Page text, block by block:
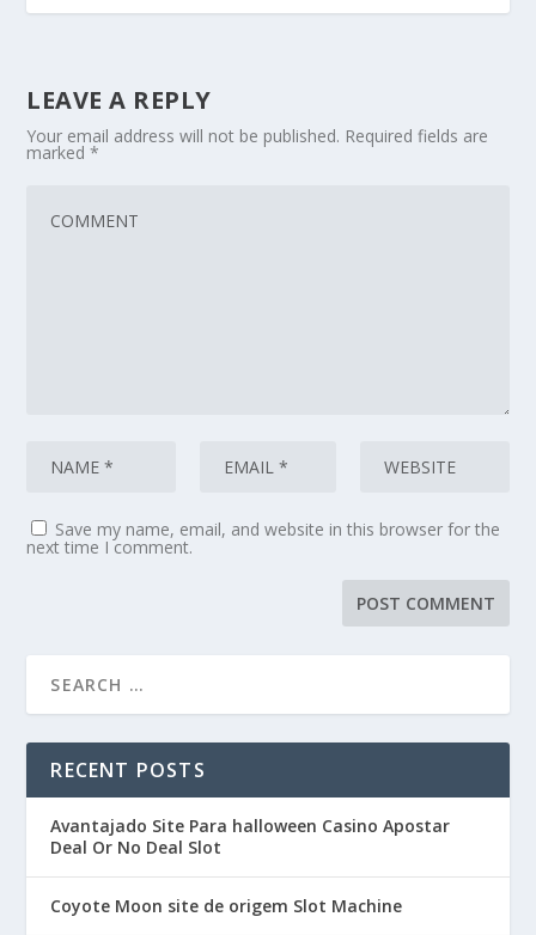
LEAVE A REPLY
Your email address will not be published. Required fields are
marked*
Save my name, email, and website in this browser for the
next time I comment.
RECENT POSTS
Avantajado Site Para halloween Casino Apostar
Deal Or No Deal Slot
Coyote Moon site de origem Slot Machine